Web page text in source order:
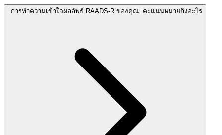
การทำความเข้าใจผลลัพธ์ RAADS-R ของคุณ: คะแนนหมายถึงอะไร